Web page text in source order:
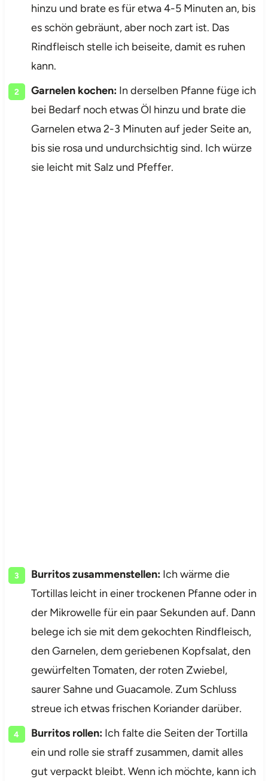
hinzu und brate es für etwa 4-5 Minuten an, bis
es schön gebräunt, aber noch zart ist. Das
Rindfleisch stelle ich beiseite, damit es ruhen
kann.
Garnelen kochen:In derselben Pfanne füge ich
bei Bedarf noch etwas Öl hinzu und brate die
Garnelen etwa 2-3 Minuten auf jeder Seite an,
bis sie rosa und undurchsichtig sind. Ich würze
sie leicht mit Salz und Pfeffer.
Burritos zusammenstellen:Ich wärme die
Tortillas leicht in einer trockenen Pfanne oder in
der Mikrowelle für ein paar Sekunden auf. Dann
belege ich sie mit dem gekochten Rindfleisch,
den Garnelen, dem geriebenen Kopfsalat, den
gewürfelten Tomaten, der roten Zwiebel,
saurer Sahne und Guacamole. Zum Schluss
streue ich etwas frischen Koriander darüber.
Burritos rollen:Ich falte die Seiten der Tortilla
ein und rolle sie straff zusammen, damit alles
gut verpackt bleibt. Wenn ich möchte, kann ich